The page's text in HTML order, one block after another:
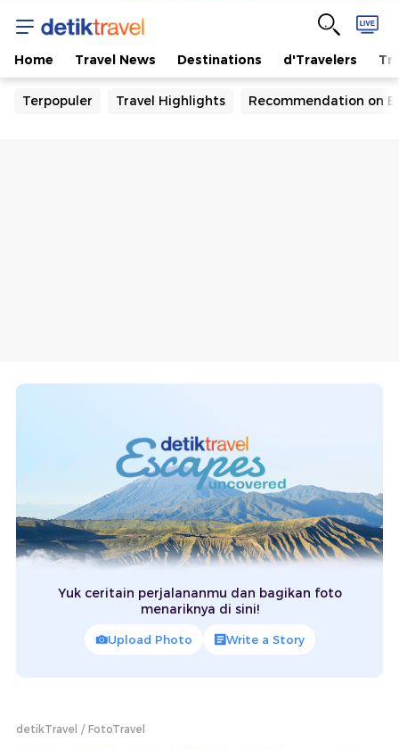
Home Travel News Destinations d'Travelers
Terpopuler Travel Highlights Recommendation on
Yuk ceritain perjalananmu dan bagikan foto
menariknya di sini!
Upload Photo Write a Story
detikTravel FotoTravel